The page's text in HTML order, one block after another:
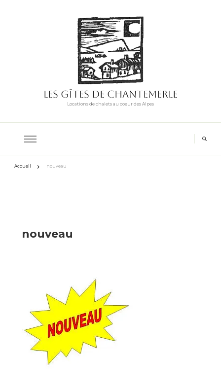
Les Gîtes de Chantemerle
Locations de chalets au coeur des Alpes
Accueil nouveau
nouveau